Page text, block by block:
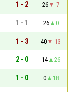
1 - 2 26
-7
1 - 1 26
0
1 - 3 40
-13
2 - 0 14
26
1 - 0 0
18